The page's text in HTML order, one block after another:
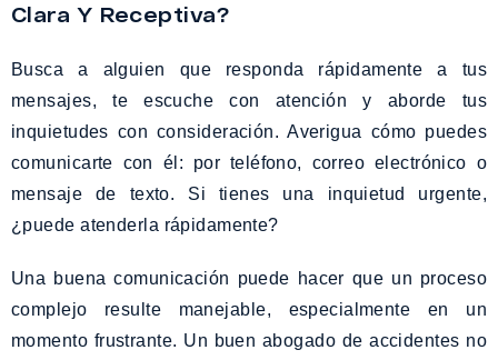
Clara Y Receptiva?
Busca a alguien que responda rápidamente a tus
mensajes, te escuche con atención y aborde tus
inquietudes con consideración. Averigua cómo puedes
comunicarte con él: por teléfono, correo electrónico o
mensaje de texto. Si tienes una inquietud urgente,
¿puede atenderla rápidamente?
Una buena comunicación puede hacer que un proceso
complejo resulte manejable, especialmente en un
momento frustrante. Un buen abogado de accidentes no